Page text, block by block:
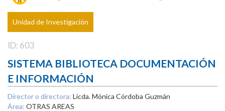
Unidad de Investigación
ID: 603
SISTEMA BIBLIOTECA DOCUMENTACIÓN
E INFORMACIÓN
Director o directora: Licda. Mónica Córdoba Guzmán
Área: OTRAS AREAS